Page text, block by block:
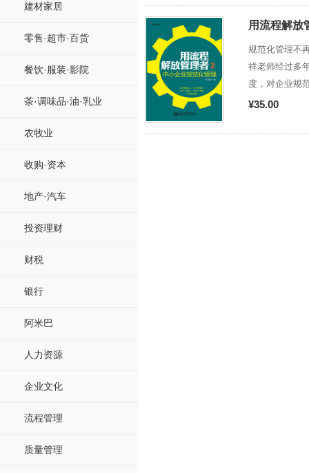
建材家居
零售·超市·百货
餐饮·服装·影院
茶·调味品·油·乳业
农牧业
收购·资本
地产·汽车
投资理财
财税
银行
阿米巴
人力资源
企业文化
流程管理
质量管理
用流程解放
规范化管理不
祥老师经过多
度，对企业规
思路，值得广
¥35.00